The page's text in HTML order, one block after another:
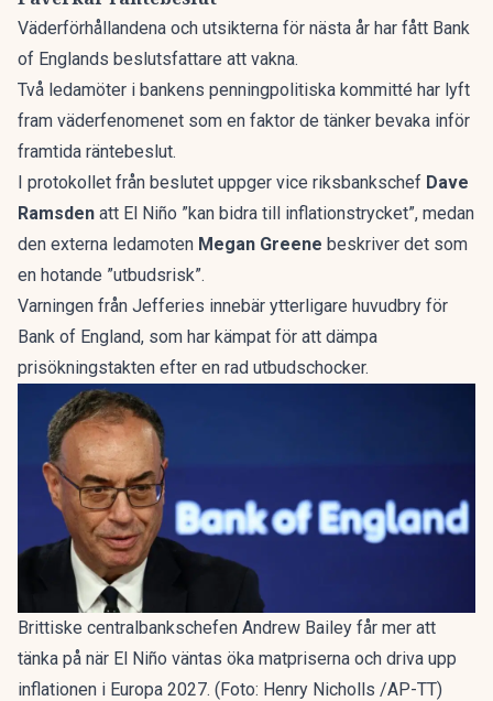
Väderförhållandena och utsikterna för nästa år har fått Bank
of Englands beslutsfattare att vakna.
Två ledamöter i bankens penningpolitiska kommitté har lyft
fram väderfenomenet som en faktor de tänker bevaka inför
framtida räntebeslut.
I protokollet från beslutet uppger vice riksbankschef Dave
Ramsden att El Niño ”kan bidra till inflationstrycket”, medan
den externa ledamoten Megan Greene beskriver det som
en hotande ”utbudsrisk”.
Varningen från Jefferies innebär ytterligare huvudbry för
Bank of England, som har kämpat för att dämpa
prisökningstakten efter en rad utbudschocker.
Brittiske centralbankschefen Andrew Bailey får mer att
tänka på när El Niño väntas öka matpriserna och driva upp
inflationen i Europa 2027. (Foto: Henry Nicholls /AP-TT)